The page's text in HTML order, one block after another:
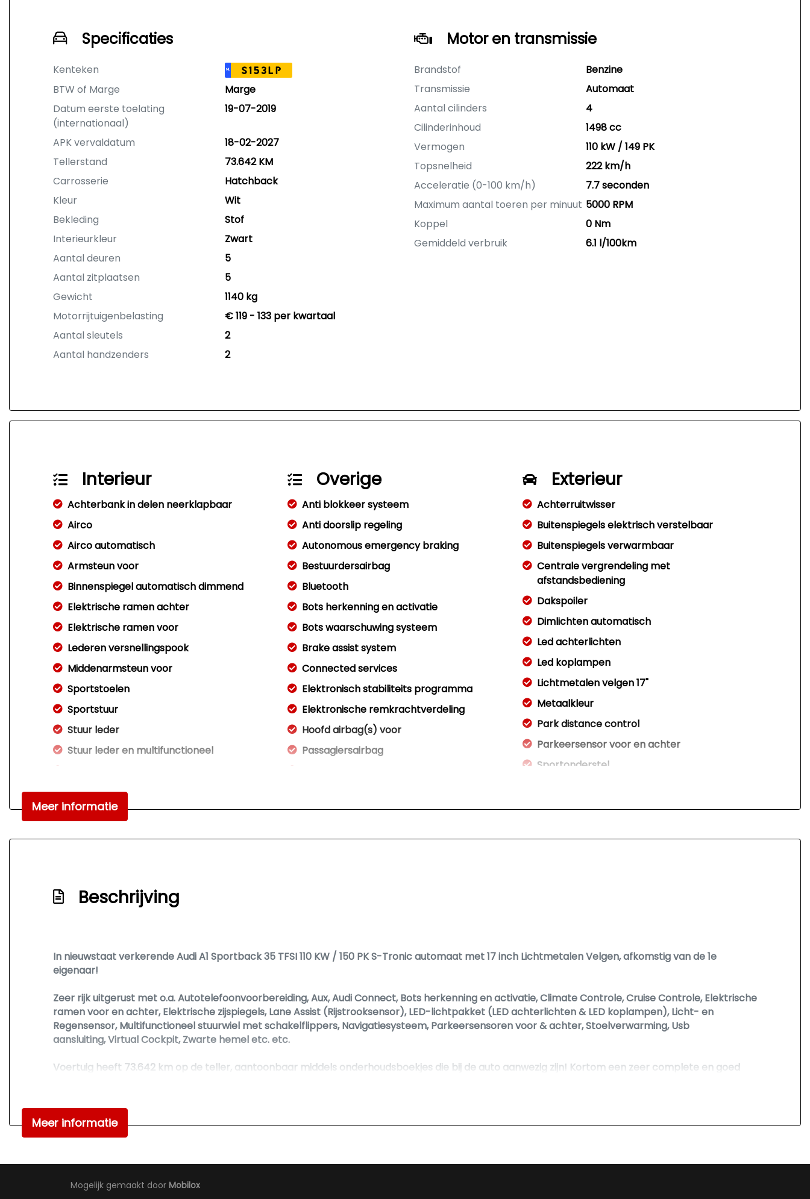
Specificaties
Kenteken NL S153LP
BTW of Marge
Marge
Datum eerste toelating
(internationaal)
19-07-2019
APK vervaldatum
18-02-2027
Tellerstand
73.642 KM
Carrosserie
Hatchback
Kleur
Wit
Bekleding
Stof
Interieurkleur
Zwart
Aantal deuren
5
Aantal zitplaatsen
5
Gewicht
1140 kg
Motorrijtuigenbelasting
€ 119 - 133 per kwartaal
Aantal sleutels
2
Aantal handzenders
2
Motor en transmissie
Brandstof
Benzine
Transmissie
Automaat
Aantal cilinders
4
Cilinderinhoud
1498 cc
Vermogen
110 kW / 149 PK
Topsnelheid
222 km/h
Acceleratie (0-100 km/h)
7.7 seconden
Maximum aantal toeren per minuut 5000 RPM
Koppel
0 Nm
Gemiddeld verbruik
6.1 l/100km
Interieur
Achterbank in delen neerklapbaar
Airco
Airco automatisch
Armsteun voor
Binnenspiegel automatisch dimmend
Elektrische ramen achter
Elektrische ramen voor
Lederen versnellingspook
Middenarmsteun voor
Sportstoelen
Sportstuur
Stuur leder
Stuur leder en multifunctioneel
Stuurbekrachtiging snelheidsafhankelijk
Voorstoelen in hoogte verstelbaar
Overige
Anti blokkeer systeem
Anti doorslip regeling
Autonomous emergency braking
Bestuurdersairbag
Bluetooth
Bots herkenning en activatie
Bots waarschuwing systeem
Brake assist system
Connected services
Elektronisch stabiliteits programma
Elektronische remkrachtverdeling
Hoofd airbag(s) voor
Passagiersairbag
Zij airbag(s) voor
Exterieur
Achterruitwisser
Buitenspiegels elektrisch verstelbaar
Buitenspiegels verwarmbaar
Centrale vergrendeling met
afstandsbediening
Dakspoiler
Dimlichten automatisch
Led achterlichten
Led koplampen
Lichtmetalen velgen 17"
Metaalkleur
Park distance control
Parkeersensor voor en achter
Sportonderstel
Warmtewerend glas
Meer informatie
Beschrijving
In nieuwstaat verkerende Audi A1 Sportback 35 TFSI 110 KW / 150 PK S-Tronic automaat met 17 inch Lichtmetalen Velgen, afkomstig van de 1e
eigenaar!
Zeer rijk uitgerust met o.a. Autotelefoonvoorbereiding, Aux, Audi Connect, Bots herkenning en activatie, Climate Controle, Cruise Controle, Elektrische
ramen voor en achter, Elektrische zijspiegels, Lane Assist (Rijstrooksensor), LED-lichtpakket (LED achterlichten & LED koplampen), Licht- en
Regensensor, Multifunctioneel stuurwiel met schakelflippers, Navigatiesysteem, Parkeersensoren voor & achter, Stoelverwarming, Usb
aansluiting, Virtual Cockpit, Zwarte hemel etc. etc.
Voertuig heeft 73.642 km op de teller, aantoonbaar middels onderhoudsboekjes die bij de auto aanwezig zijn! Kortom een zeer complete en goed
Meer informatie
Mogelijk gemaakt door Mobilox